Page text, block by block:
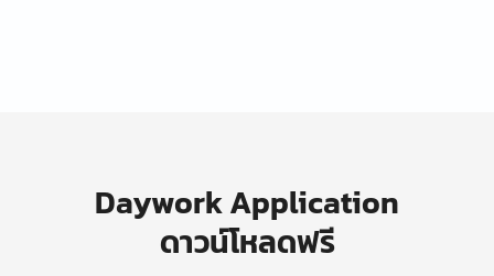
Daywork Application
ดาวน์โหลดฟรี